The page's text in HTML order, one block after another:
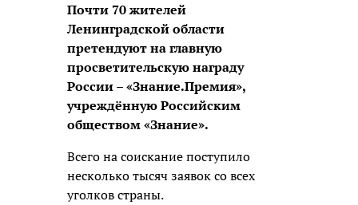
Почти 70 жителей
Ленинградской области
претендуют на главную
просветительскую награду
России – «Знание.Премия»,
учреждённую Российским
обществом «Знание».
Всего на соискание поступило
несколько тысяч заявок со всех
уголков страны.